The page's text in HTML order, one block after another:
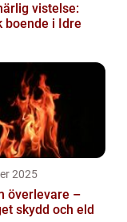
vistelse:
boende i Idre
2025
överlevare –
skydd och eld